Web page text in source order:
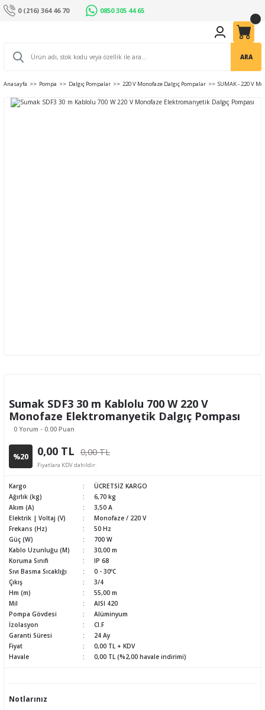
0 (216) 364 46 70 0850 305 44 65
ARA
Anasayfa Pompa Dalgıç Pompalar 220 V Monofaze Dalgıç Pompalar SUMAK - 220 V
Sumak SDF3 30 m Kablolu 700 W 220 V
Monofaze Elektromanyetik Dalgıç Pompası
0 Yorum - 0.00 Puan
%20 0,00 TL 0,00 TL
Fiyatlara KDV dahildir.
Kargo
ÜCRETSİZ KARGO
Ağırlık (kg)
6,70 kg
Akım (A)
3,50 A
Elektrik | Voltaj (V)
Monofaze / 220 V
Frekans (Hz)
50 Hz
Güç (W)
700 W
Kablo Uzunluğu (M)
30,00 m
Koruma Sınıfı
IP 68
Sıvı Basma Sıcaklığı
0 - 30ºC
Çıkış
3/4
Hm (m)
55,00 m
Mil
AISI 420
Pompa Gövdesi
Alüminyum
İzolasyon
CI.F
Garanti Süresi
24 Ay
Fiyat
0,00 TL + KDV
Havale
0,00 TL (%2,00 havale indirimi)
Notlarınız